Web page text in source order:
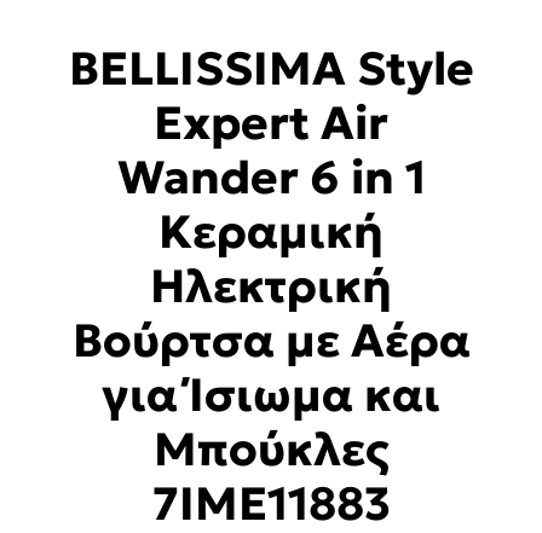
BELLISSIMA Style
Expert Air
Wander 6 in 1
Κεραμική
Ηλεκτρική
Βούρτσα με Αέρα
για Ίσιωμα και
Μπούκλες
7IME11883